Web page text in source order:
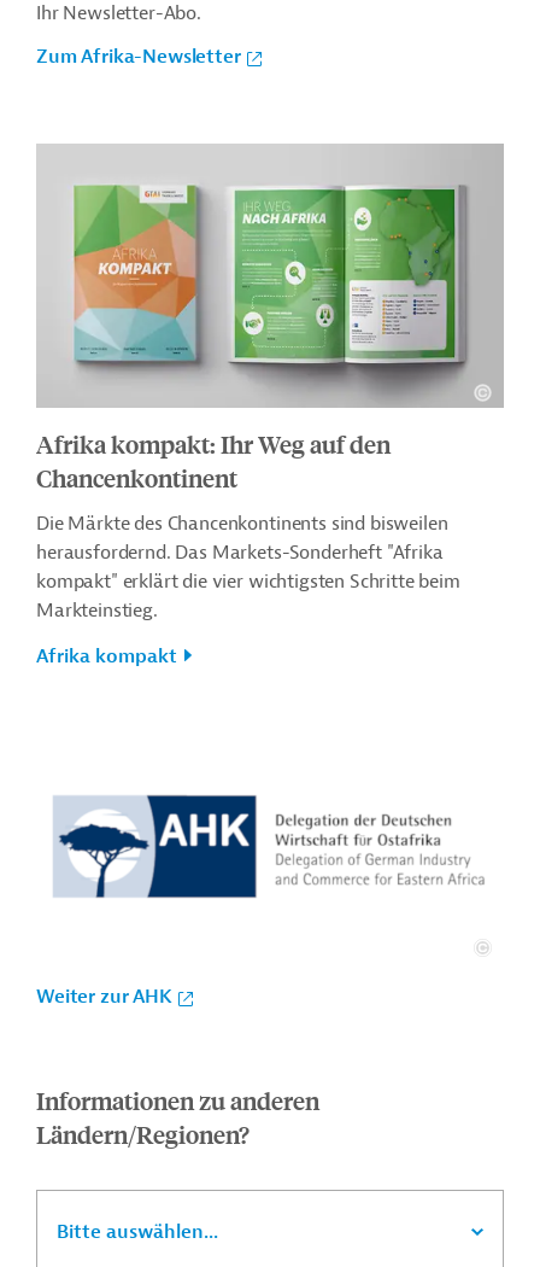
Ihr Newsletter-Abo.
Zum Afrika-Newsletter
Afrika kompakt: Ihr Weg auf den
Chancenkontinent
Die Märkte des Chancenkontinents sind bisweilen
herausfordernd. Das Markets-Sonderheft "Afrika
kompakt" erklärt die vier wichtigsten Schritte beim
Markteinstieg.
Afrika kompakt
Weiter zur AHK
Informationen zu anderen
Ländern/Regionen?
Bitte auswählen...